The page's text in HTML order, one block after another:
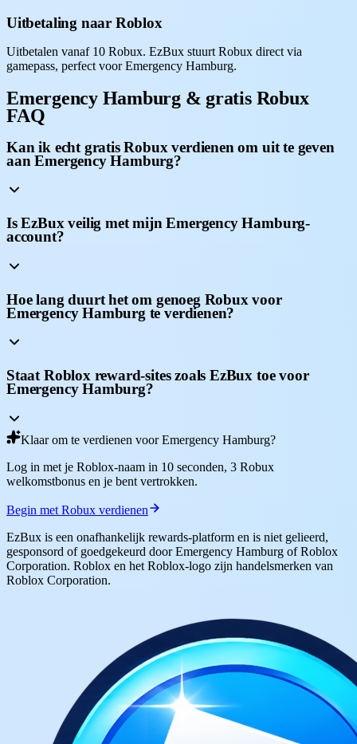
Uitbetaling naar Roblox
Uitbetalen vanaf 10 Robux. EzBux stuurt Robux direct via
gamepass, perfect voor Emergency Hamburg.
Emergency Hamburg & gratis Robux
FAQ
Kan ik echt gratis Robux verdienen om uit te geven
aan Emergency Hamburg?
Is EzBux veilig met mijn Emergency Hamburg-
account?
Hoe lang duurt het om genoeg Robux voor
Emergency Hamburg te verdienen?
Staat Roblox reward-sites zoals EzBux toe voor
Emergency Hamburg?
Klaar om te verdienen voor Emergency Hamburg?
Log in met je Roblox-naam in 10 seconden, 3 Robux
welkomstbonus en je bent vertrokken.
Begin met Robux verdienen
EzBux is een onafhankelijk rewards-platform en is niet gelieerd,
gesponsord of goedgekeurd door Emergency Hamburg of Roblox
Corporation. Roblox en het Roblox-logo zijn handelsmerken van
Roblox Corporation.